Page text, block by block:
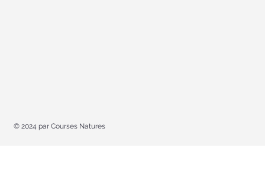
© 2024 par Courses Natures